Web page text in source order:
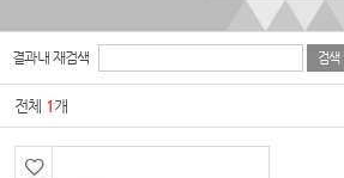
결과내 재검색
전체 1 개